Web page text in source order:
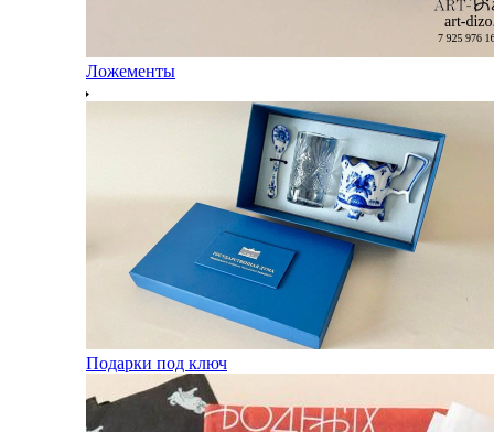
Ложементы
Подарки под ключ